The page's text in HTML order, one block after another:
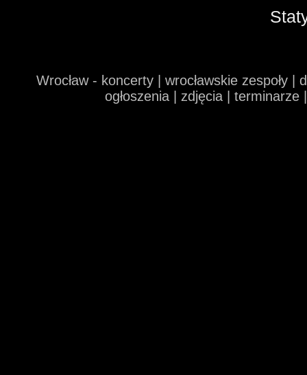
Wrocław - koncerty | wrocławskie zespoły
ogłoszenia | zdjęcia |